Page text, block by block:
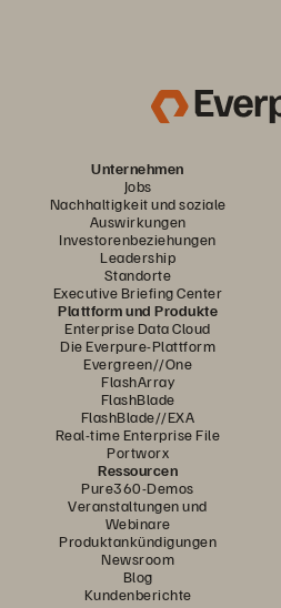
Unternehmen
Jobs
Nachhaltigkeit und soziale
Auswirkungen
Investorenbeziehungen
Leadership
Standorte
Executive Briefing Center
Plattform und Produkte
Enterprise Data Cloud
Die Everpure-Plattform
Evergreen//One
FlashArray
FlashBlade
FlashBlade//EXA
Real-time Enterprise File
Portworx
Ressourcen
Pure360-Demos
Veranstaltungen und
Webinare
Produktankündigungen
Newsroom
Blog
Kundenberichte